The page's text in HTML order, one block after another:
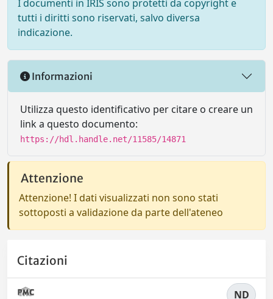
I documenti in IRIS sono protetti da copyright e
tutti i diritti sono riservati, salvo diversa
indicazione.
Informazioni
Utilizza questo identificativo per citare o creare un
link a questo documento:
https://hdl.handle.net/11585/14871
Attenzione
Attenzione! I dati visualizzati non sono stati
sottoposti a validazione da parte dell'ateneo
Citazioni
ND